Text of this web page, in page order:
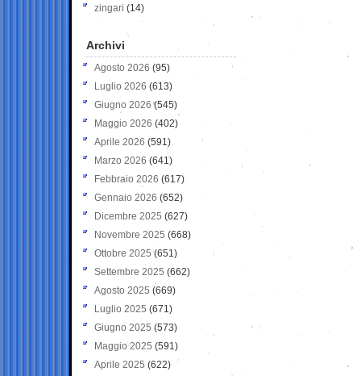
zingari (14)
Archivi
Agosto 2026 (95)
Luglio 2026 (613)
Giugno 2026 (545)
Maggio 2026 (402)
Aprile 2026 (591)
Marzo 2026 (641)
Febbraio 2026 (617)
Gennaio 2026 (652)
Dicembre 2025 (627)
Novembre 2025 (668)
Ottobre 2025 (651)
Settembre 2025 (662)
Agosto 2025 (669)
Luglio 2025 (671)
Giugno 2025 (573)
Maggio 2025 (591)
Aprile 2025 (622)